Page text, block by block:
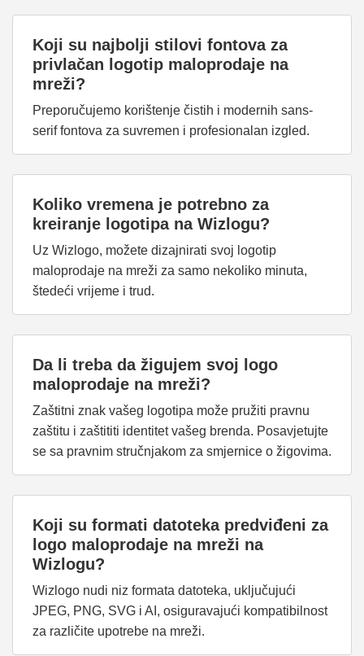
Koji su najbolji stilovi fontova za
privlačan logotip maloprodaje na
mreži?
Preporučujemo korištenje čistih i modernih sans-
serif fontova za suvremen i profesionalan izgled.
Koliko vremena je potrebno za
kreiranje logotipa na Wizlogu?
Uz Wizlogo, možete dizajnirati svoj logotip
maloprodaje na mreži za samo nekoliko minuta,
štedeći vrijeme i trud.
Da li treba da žigujem svoj logo
maloprodaje na mreži?
Zaštitni znak vašeg logotipa može pružiti pravnu
zaštitu i zaštititi identitet vašeg brenda. Posavjetujte
se sa pravnim stručnjakom za smjernice o žigovima.
Koji su formati datoteka predviđeni za
logo maloprodaje na mreži na
Wizlogu?
Wizlogo nudi niz formata datoteka, uključujući
JPEG, PNG, SVG i AI, osiguravajući kompatibilnost
za različite upotrebe na mreži.